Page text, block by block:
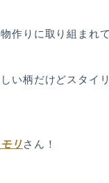
作りに取り組まれ
い柄だけどスタイ
リさん！